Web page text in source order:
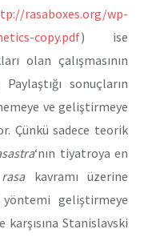
rasaboxes.org/wp-
copy.pdf) ise
olan çalışmasının
sonuçların
ve geliştirmeye
Çünkü sadece teorik
‘nın tiyatroya en
rasakavramı üzerine
geliştirmeye
Stanislavski